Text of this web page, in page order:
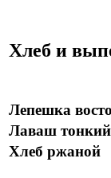
Хлеб и
Лепешка
Лаваш тонкий
Хлеб ржаной